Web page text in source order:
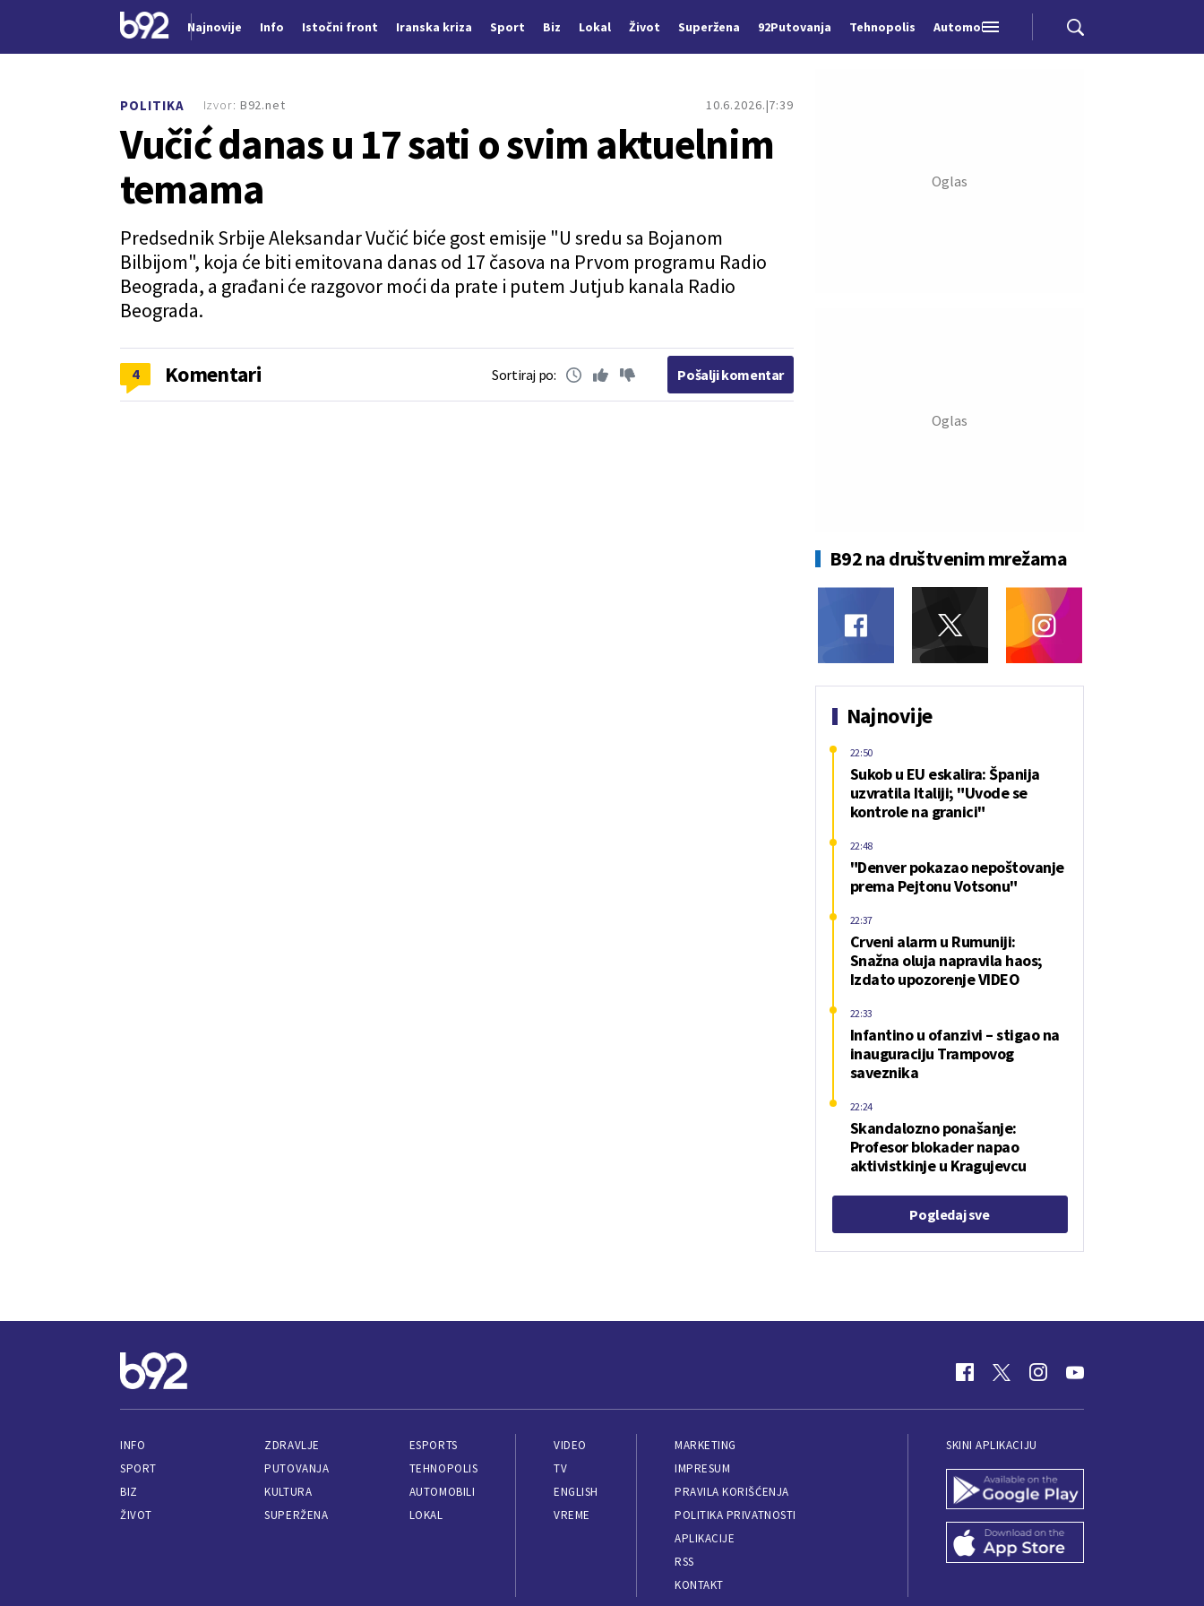
Najnovije Info Istočni front Iranska kriza Sport Biz Lokal Život Superžena 92Putovanja Tehnopolis Automobili
POLITIKA 10.6.2026. 7:39
Vučić danas u 17 sati o svim aktuelnim
temama
Predsednik Srbije Aleksandar Vučić biće gost emisije "U sredu sa Bojanom
Bilbijom", koja će biti emitovana danas od 17 časova na Prvom programu Radio
Beograda, a građani će razgovor moći da prate i putem Jutjub kanala Radio
Beograda.
Izvor: B92.net
4 Komentari Sortiraj po: Pošalji komentar
B92 na društvenim mrežama
Najnovije
Sukob u EU eskalira: Španija
uzvratila Italiji; "Uvode se
kontrole na granici"
22:50
"Denver pokazao nepoštovanje
prema Pejtonu Votsonu"
22:48
Crveni alarm u Rumuniji:
Snažna oluja napravila haos;
Izdato upozorenje VIDEO
22:37
Infantino u ofanzivi – stigao na
inauguraciju Trampovog
saveznika
22:33
Skandalozno ponašanje:
Profesor blokader napao
aktivistkinje u Kragujevcu
22:24
Pogledaj sve
INFO
SPORT
BIZ
ŽIVOT
ZDRAVLJE
PUTOVANJA
KULTURA
SUPERŽENA
ESPORTS
TEHNOPOLIS
AUTOMOBILI
LOKAL
VIDEO
TV
ENGLISH
VREME
MARKETING
IMPRESUM
PRAVILA KORIŠĆENJA
POLITIKA PRIVATNOSTI
APLIKACIJE
RSS
KONTAKT
SKINI APLIKACIJU